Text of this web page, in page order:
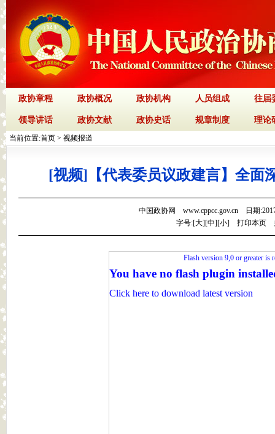
政协章程 政协概况 政协机构 人员组成 往届
领导讲话 政协文献 政协史话 规章制度 理论
当前位置:首页 > 视频报道
[视频]【代表委员议政建言】全面
中国政协网 www.cppcc.gov.cn 日期
字号:[大][中][小] 打印本页
Flash version 9,0 or greater is
You have no flash plugin
Click here to download latest version